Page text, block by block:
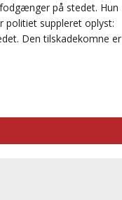
på stedet. Hun
politiet suppleret oplyst:
Den tilskadekomne er